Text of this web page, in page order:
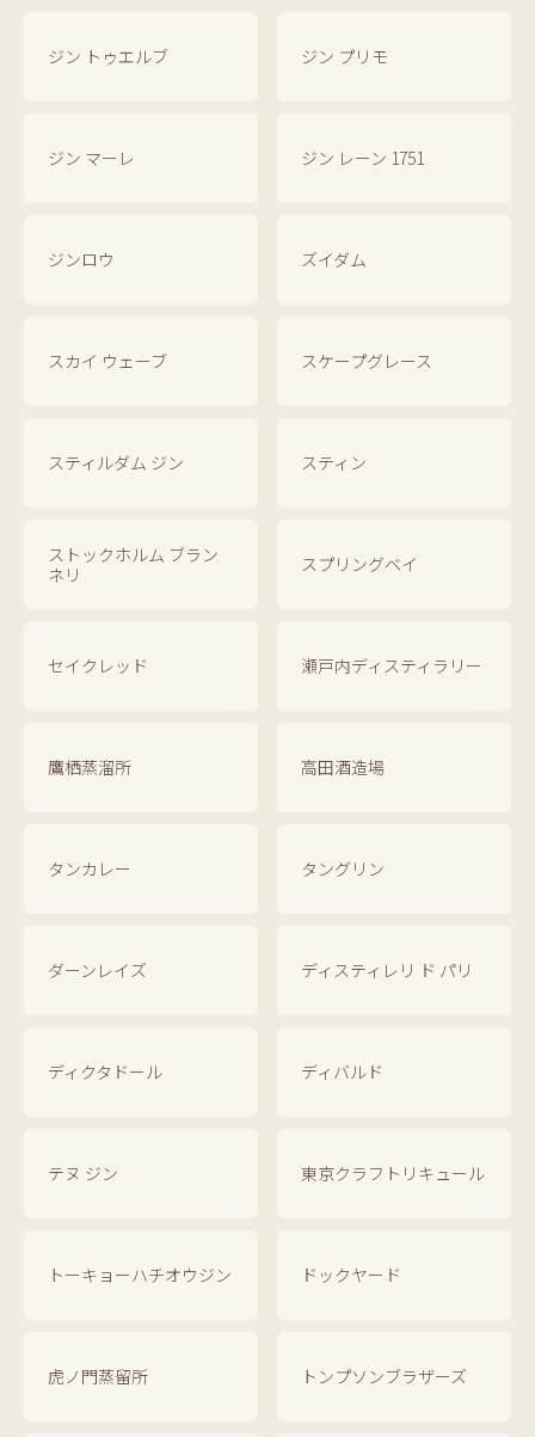
ジン トゥエルブ ジン プリモ
ジン マーレ ジン レーン 1751
ジンロウ ズイダム
スカイ ウェーブ スケープグレース
スティルダム ジン スティン
ストックホルム ブラン
ネリ
スプリングベイ
セイクレッド 瀬戸内ディスティラリー
鷹栖蒸溜所 高田酒造場
タンカレー タングリン
ダーンレイズ ディスティレリ ド パリ
ディクタドール ディバルド
テヌ ジン 東京クラフトリキュール
トーキョーハチオウジン ドックヤード
虎ノ門蒸留所 トンプソンブラザーズ